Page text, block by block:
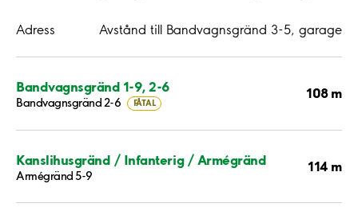
Adress Avstånd till Bandvagnsgränd 3-5, garage
Bandvagnsgränd 1-9, 2-6
Bandvagnsgränd 2-6 FÅTAL
108 m
Kanslihusgränd / Infanterig / Armégränd
Armégränd 5-9
114 m